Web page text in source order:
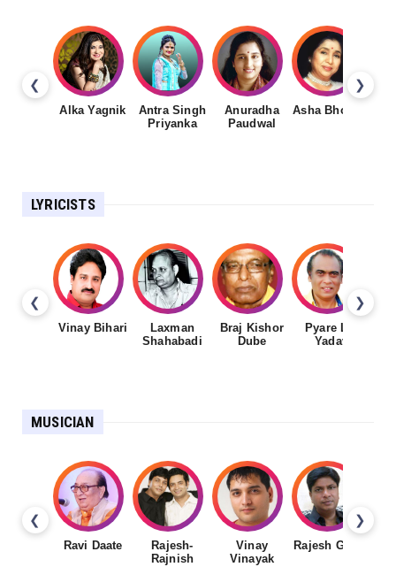
❮ ❯
Alka Yagnik
Antra Singh
Priyanka
Anuradha
Paudwal
Asha Bhosale
LYRICISTS
❮ ❯
Vinay Bihari
Laxman
Shahabadi
Braj Kishor
Dube
Pyare Lal
Yadav
MUSICIAN
❮ ❯
Ravi Daate
Rajesh-
Rajnish
Vinay
Vinayak
Rajesh Gupta